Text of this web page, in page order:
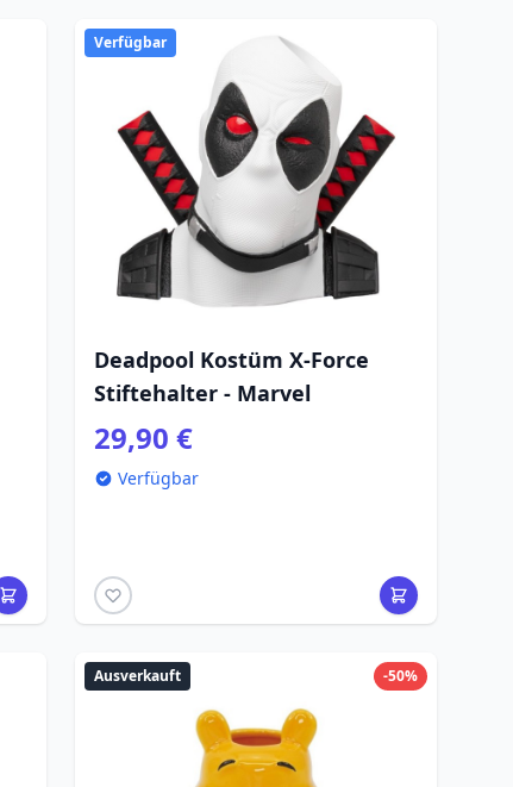
Verfügbar
Deadpool Kostüm X-Force
Stiftehalter - Marvel
29,90 €
Verfügbar
-50%
Ausverkauft